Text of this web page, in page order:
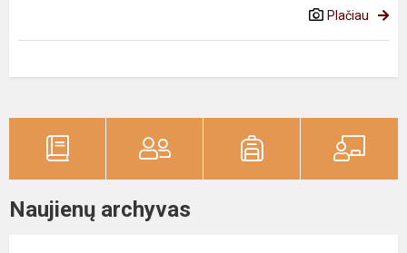
Plačiau
Naujienų archyvas